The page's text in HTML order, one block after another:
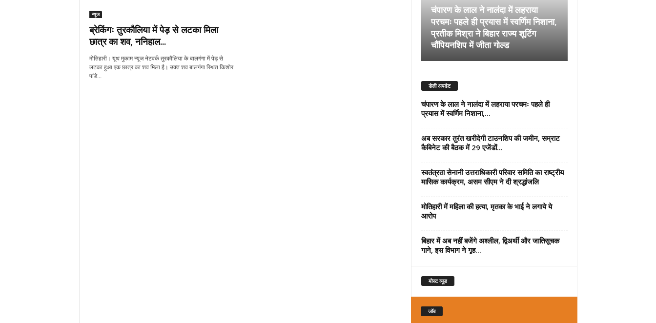
न्यूज
ब्रेकिंगः तुरकौलिया में पेड़ से लटका मिला
छात्र का शव, ननिहाल...
मोतिहारी। यूथ मुकाम न्यूज नेटवर्क तुरकौलिया के बालगंगा में पेड़ से
लटका हुआ एक छात्र का शव मिला है। उक्त शव बालगंगा स्थित किशोर
पांडे...
चंपारण के लाल ने नालंदा में लहराया
परचमः पहले ही प्रयास में स्वर्णिम निशाना,
प्रतीक मिश्रा ने बिहार राज्य शूटिंग
चौंपियनशिप में जीता गोल्ड
डेली अपडेट
चंपारण के लाल ने नालंदा में लहराया परचमः पहले ही
प्रयास में स्वर्णिम निशाना,...
अब सरकार तुरंत खरीदेगी टाउनशिप की जमीन, सम्राट
कैबिनेट की बैठक में 29 एजेंडों...
स्वतंत्रता सेनानी उत्तराधिकारी परिवार समिति का राष्ट्रीय
मासिक कार्यक्रम, असम सीएम ने दी श्रद्धांजलि
मोतिहारी में महिला की हत्या, मृतका के भाई ने लगाये ये
आरोप
बिहार में अब नहीं बजेंगे अश्लील, द्विअर्थी और जातिसूचक
गाने, इस विभाग ने गृह...
मोस्ट व्यूड
जॉब